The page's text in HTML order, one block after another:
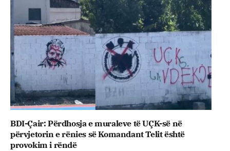
BDI-Çair: Përdhosja e muraleve të UÇK-së në
përvjetorin e rënies së Komandant Telit është
provokim i rëndë